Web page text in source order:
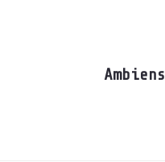
Ambiens